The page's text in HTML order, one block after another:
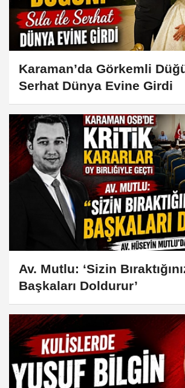
Karaman’da Görkemli
Serhat Dünya Evine Girdi
Av. Mutlu: ‘Sizin
Başkaları Doldurur’